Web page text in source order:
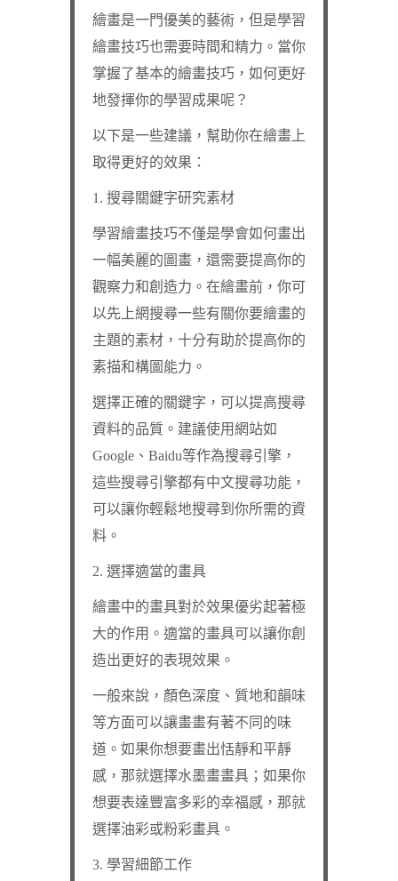
繪畫是一門優美的藝術，但是學習
繪畫技巧也需要時間和精力。當你
掌握了基本的繪畫技巧，如何更好
地發揮你的學習成果呢？
以下是一些建議，幫助你在繪畫上
取得更好的效果：
1. 搜尋關鍵字研究素材
學習繪畫技巧不僅是學會如何畫出
一幅美麗的圖畫，還需要提高你的
觀察力和創造力。在繪畫前，你可
以先上網搜尋一些有關你要繪畫的
主題的素材，十分有助於提高你的
素描和構圖能力。
選擇正確的關鍵字，可以提高搜尋
資料的品質。建議使用網站如
Google、Baidu等作為搜尋引擎，
這些搜尋引擎都有中文搜尋功能，
可以讓你輕鬆地搜尋到你所需的資
料。
2. 選擇適當的畫具
繪畫中的畫具對於效果優劣起著極
大的作用。適當的畫具可以讓你創
造出更好的表現效果。
一般來說，顏色深度、質地和韻味
等方面可以讓畫畫有著不同的味
道。如果你想要畫出恬靜和平靜
感，那就選擇水墨畫畫具；如果你
想要表達豐富多彩的幸福感，那就
選擇油彩或粉彩畫具。
3. 學習細節工作